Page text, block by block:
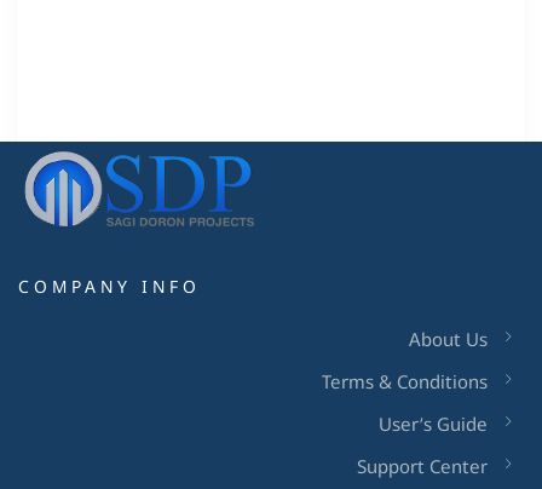
COMPANY INFO
About Us
Terms & Conditions
User’s Guide
Support Center